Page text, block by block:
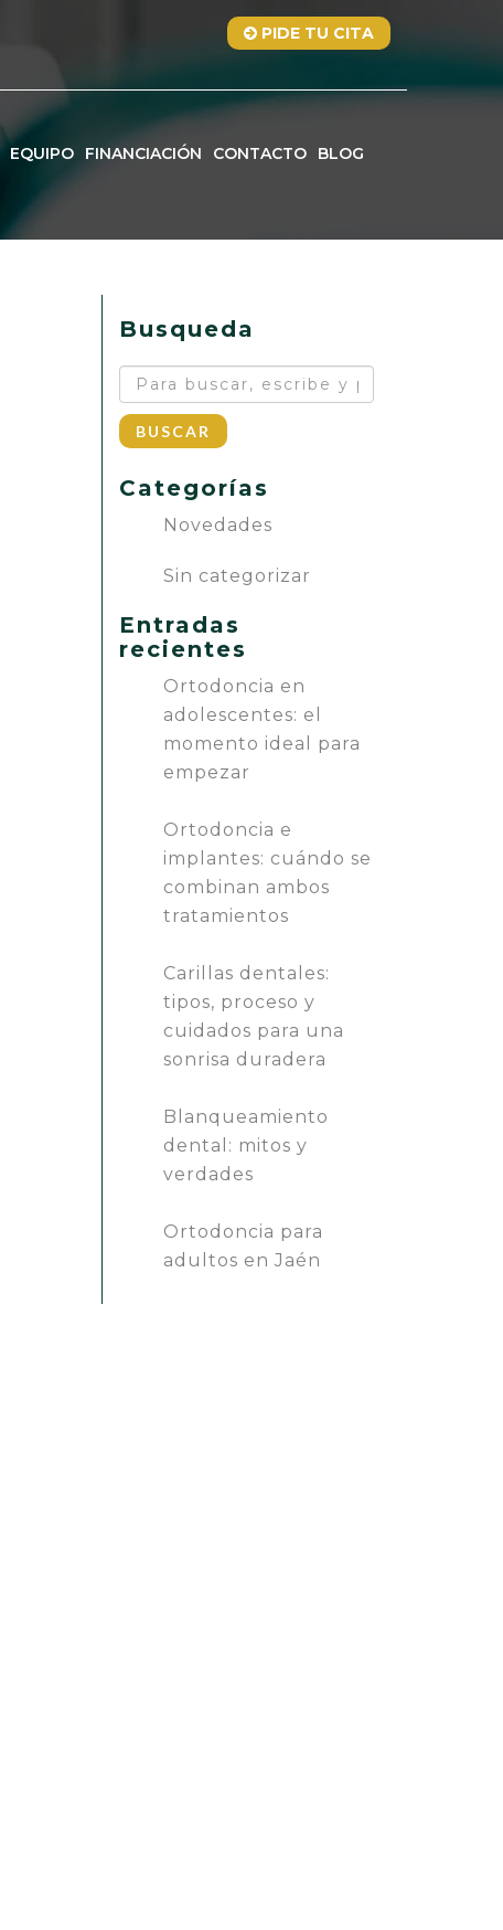
PIDE TU CITA
EQUIPO FINANCIACIÓN CONTACTO BLOG
Busqueda
BUSCAR
Categorías
Novedades
Sin categorizar
Entradas
recientes
Ortodoncia en
adolescentes: el
momento ideal para
empezar
Ortodoncia e
implantes: cuándo se
combinan ambos
tratamientos
Carillas dentales:
tipos, proceso y
cuidados para una
sonrisa duradera
Blanqueamiento
dental: mitos y
verdades
Ortodoncia para
adultos en Jaén